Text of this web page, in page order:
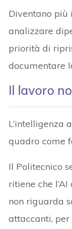
Diventano
analizzare
priorità di
documentare
Il lavoro
L’intelligenza
quadro come
Il Politecnico
ritiene che
non riguarda
attaccanti,